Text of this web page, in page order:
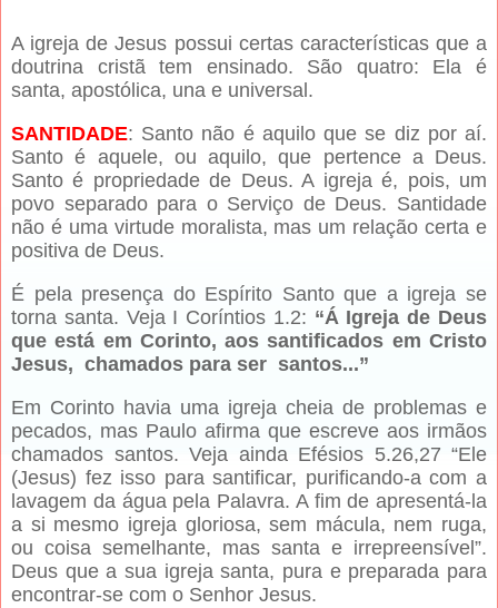
A igreja de Jesus possui certas características que a
doutrina cristã tem ensinado. São quatro: Ela é
santa, apostólica, una e universal.
SANTIDADE: Santo não é aquilo que se diz por aí.
Santo é aquele, ou aquilo, que pertence a Deus.
Santo é propriedade de Deus. A igreja é, pois, um
povo separado para o Serviço de Deus. Santidade
não é uma virtude moralista, mas um relação certa e
positiva de Deus.
É pela presença do Espírito Santo que a igreja se
torna santa. Veja I Coríntios 1.2: “Á Igreja de Deus
que está em Corinto, aos santificados em Cristo
Jesus, chamados para ser santos...”
Em Corinto havia uma igreja cheia de problemas e
pecados, mas Paulo afirma que escreve aos irmãos
chamados santos. Veja ainda Efésios 5.26,27 “Ele
(Jesus) fez isso para santificar, purificando-a com a
lavagem da água pela Palavra. A fim de apresentá-la
a si mesmo igreja gloriosa, sem mácula, nem ruga,
ou coisa semelhante, mas santa e irrepreensível”.
Deus que a sua igreja santa, pura e preparada para
encontrar-se com o Senhor Jesus.